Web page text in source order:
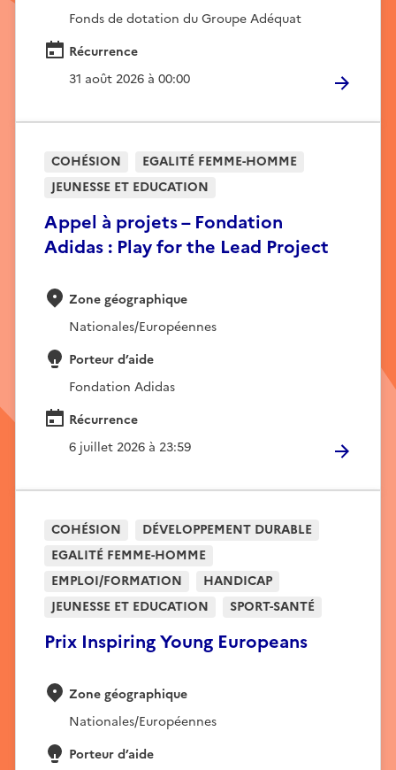
Fonds de dotation du Groupe Adéquat
Récurrence
31 août 2026 à 00:00
Appel à projets – Fondation
Adidas : Play for the Lead Project
COHÉSION
EGALITÉ FEMME-HOMME
JEUNESSE ET EDUCATION
Zone géographique
Nationales/Européennes
Porteur d’aide
Fondation Adidas
Récurrence
6 juillet 2026 à 23:59
Prix Inspiring Young Europeans
COHÉSION
DÉVELOPPEMENT DURABLE
EGALITÉ FEMME-HOMME
EMPLOI/FORMATION
HANDICAP
JEUNESSE ET EDUCATION
SPORT-SANTÉ
Zone géographique
Nationales/Européennes
Porteur d’aide